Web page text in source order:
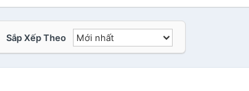
Sắp Xếp Theo